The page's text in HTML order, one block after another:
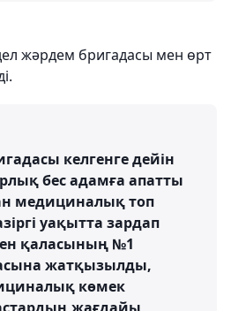
жәрдем бригадасы мен өрт
келгенге дейін
бес адамға апатты
медициналық топ
уақытта зардап
қаласының №1
жатқызылды,
көмек